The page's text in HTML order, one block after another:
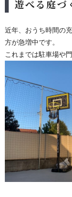
遊べる庭づ
近年、おうち時間の
方が急増中です。
これまでは駐車場や
すが、今ではバスケ
ど、趣味や遊びを楽